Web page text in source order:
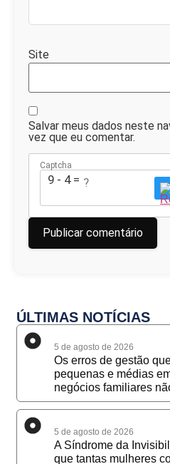
Site
Salvar meus dados neste
vez que eu comentar.
Captcha
9 - 4 = ?
ÚLTIMAS NOTÍCIAS
5 de agosto de 2026
Os erros de gestão
pequenas e médias
negócios familiares
5 de agosto de 2026
A Síndrome da
que tantas mulheres